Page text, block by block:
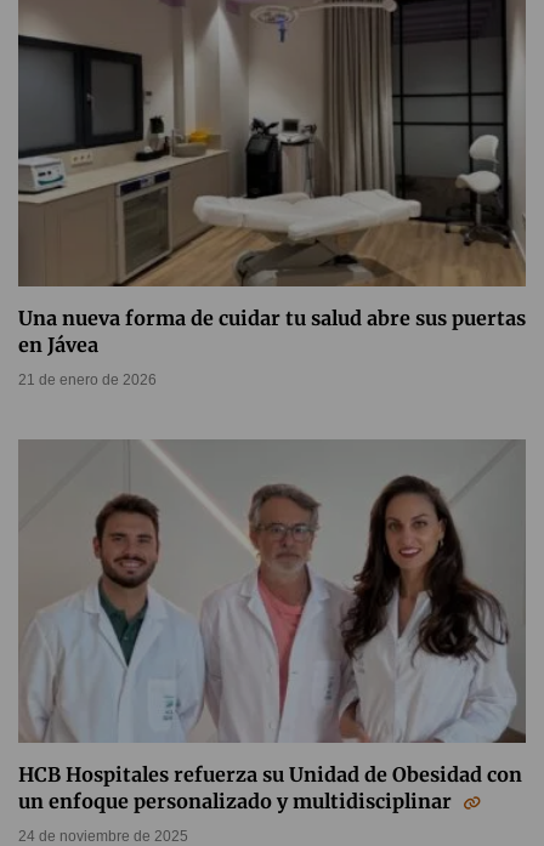
Una nueva forma de cuidar tu salud abre sus puertas
en Jávea
21 de enero de 2026
HCB Hospitales refuerza su Unidad de Obesidad con
un enfoque personalizado y multidisciplinar
24 de noviembre de 2025